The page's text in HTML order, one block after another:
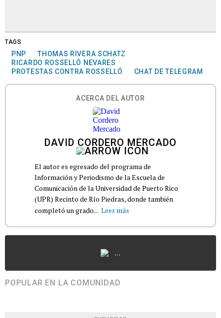
TAGS
PNP
THOMAS RIVERA SCHATZ
RICARDO ROSSELLÓ NEVARES
PROTESTAS CONTRA ROSSELLÓ
CHAT DE TELEGRAM
ACERCA DEL AUTOR
DAVID CORDERO MERCADO
El autor es egresado del programa de
Información y Periodismo de la Escuela de
Comunicación de la Universidad de Puerto Rico
(UPR) Recinto de Río Piedras, donde también
completó un grado... Leer más
...
POPULAR EN LA COMUNIDAD